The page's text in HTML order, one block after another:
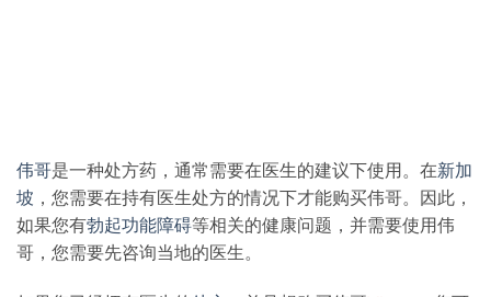
伟哥是一种处方药，通常需要在医生的建议下使用。在新加
坡 ，您需要在持有医生处方的情况下才能购买伟哥。因此，
如果您有勃起功能障碍等相关的健康问题，并需要使用伟
哥，您需要先咨询当地的医生。